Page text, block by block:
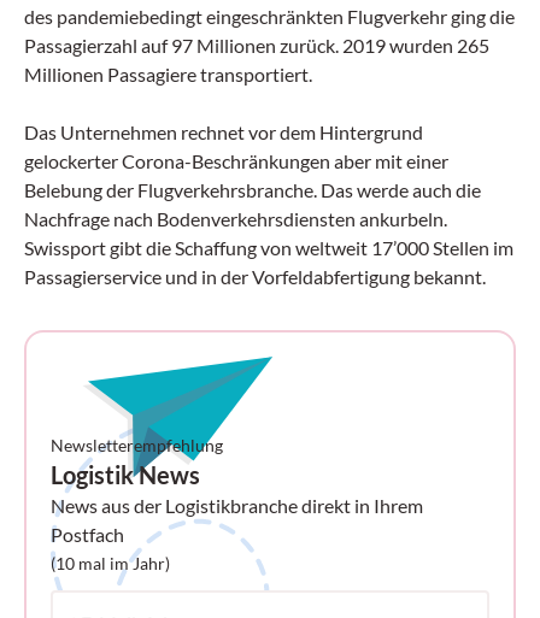
des pandemiebedingt eingeschränkten Flugverkehr ging die
Passagierzahl auf 97 Millionen zurück. 2019 wurden 265
Millionen Passagiere transportiert.
Das Unternehmen rechnet vor dem Hintergrund
gelockerter Corona-Beschränkungen aber mit einer
Belebung der Flugverkehrsbranche. Das werde auch die
Nachfrage nach Bodenverkehrsdiensten ankurbeln.
Swissport gibt die Schaffung von weltweit 17’000 Stellen im
Passagierservice und in der Vorfeldabfertigung bekannt.
Newsletterempfehlung
Logistik News
News aus der Logistikbranche direkt in Ihrem
Postfach
(10 mal im Jahr)